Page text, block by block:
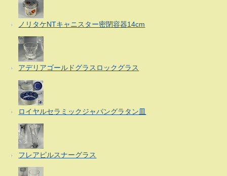
ノリタケNTキャニスター密閉容器14cm
アデリアゴールドグラスロックグラス
ロイヤルセラミックジャパングラタン皿
フレアピルスナーグラス